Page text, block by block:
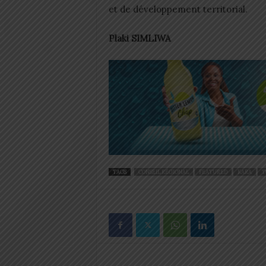
et de développement territorial.
Plaki SIMLIWA
TAGS CONSEIL RÉGIONAL FEATURED KARA